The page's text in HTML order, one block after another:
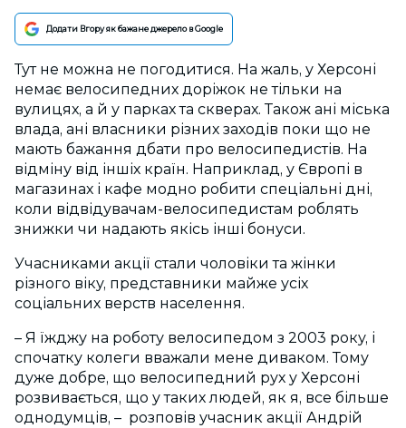
Додати Вгору як бажане джерело в Google
Тут не можна не погодитися. На жаль, у Херсоні
немає велосипедних доріжок не тільки на
вулицях, а й у парках та скверах. Також ані міська
влада, ані власники різних заходів поки що не
мають бажання дбати про велосипедистів. На
відміну від іншіх країн. Наприклад, у Європі в
магазинах і кафе модно робити спеціальні дні,
коли відвідувачам-велосипедистам роблять
знижки чи надають якісь інші бонуси.
Учасниками акції стали чоловіки та жінки
різного віку, представники майже усіх
соціальних верств населення.
– Я їжджу на роботу велосипедом з 2003 року, і
спочатку колеги вважали мене диваком. Тому
дуже добре, що велосипедний рух у Херсоні
розвивається, що у таких людей, як я, все більше
однодумців, – розповів учасник акції Андрій